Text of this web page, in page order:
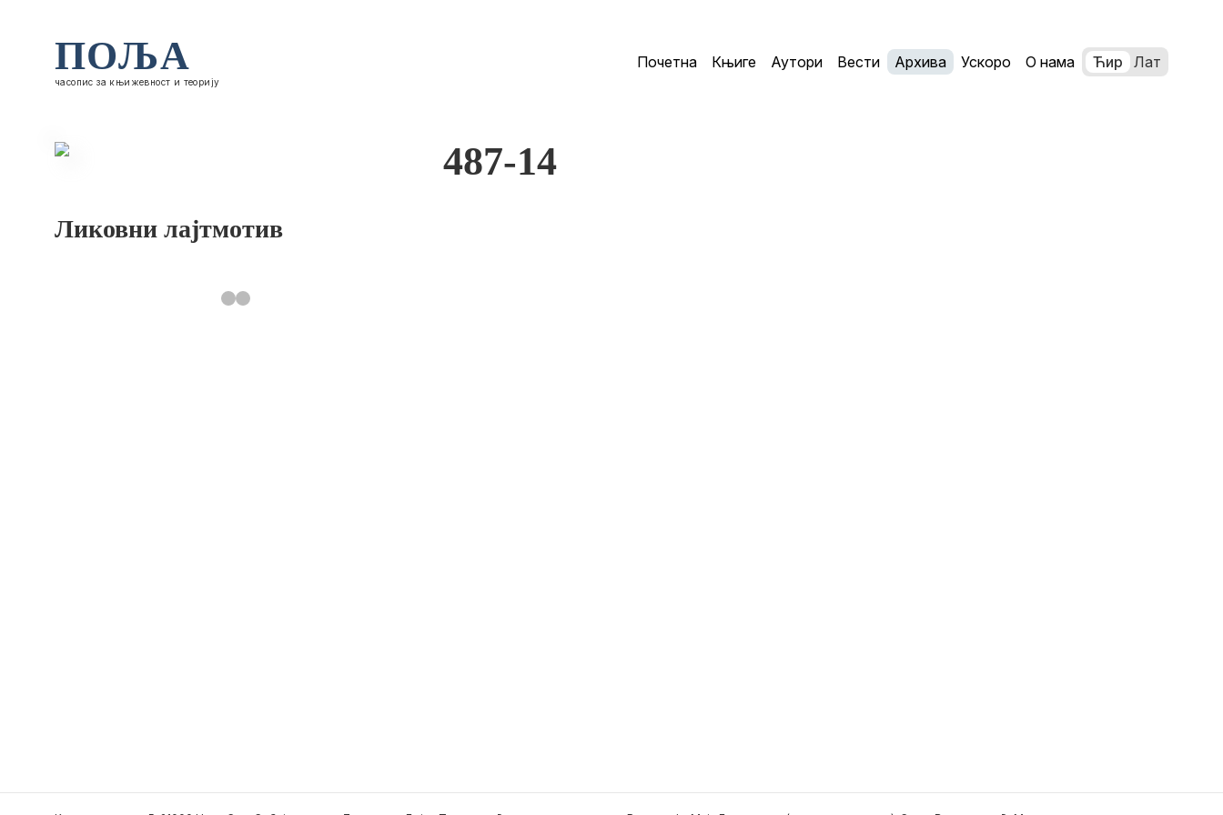
ПОЉА
часопис за књижевност и теорију
Почетна Књиге Аутори Вести Архива Ускоро О нама Ћир Лат
Ликовни лајтмотив
487-14